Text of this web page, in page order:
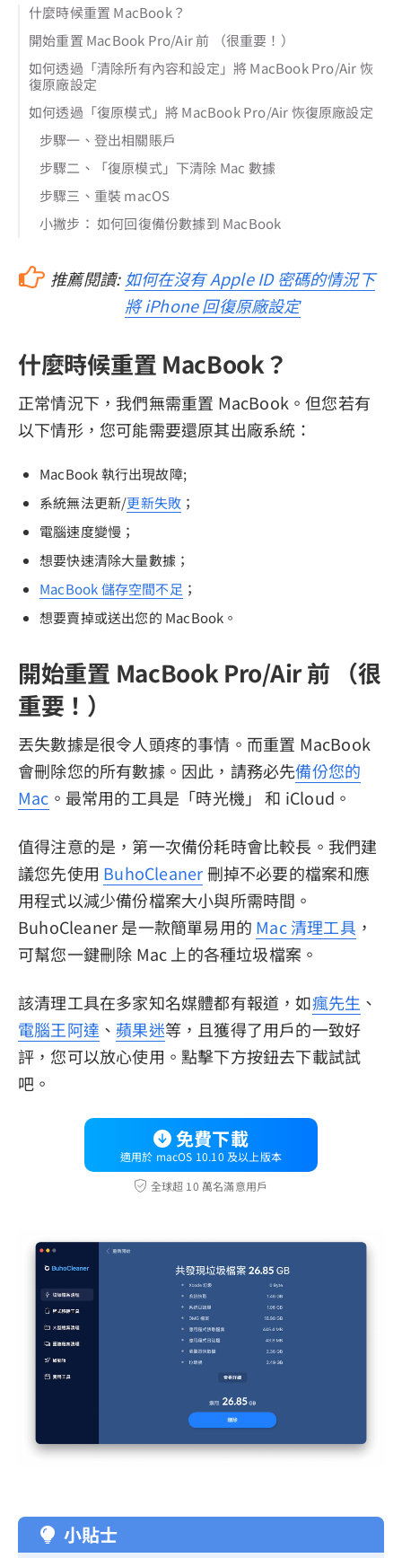
什麼時候重置 MacBook？
開始重置 MacBook Pro/Air 前 （很重要！）
如何透過「清除所有內容和設定」將 MacBook Pro/Air 恢
復原廠設定
如何透過「復原模式」將 MacBook Pro/Air 恢復原廠設定
步驟一、登出相關賬戶
步驟二、「復原模式」下清除 Mac 數據
步驟三、重裝 macOS
小撇步： 如何回復備份數據到 MacBook
推薦閱讀: 如何在沒有 Apple ID 密碼的情況下
將 iPhone 回復原廠設定
什麼時候重置 MacBook？
正常情況下，我們無需重置 MacBook。但您若有
以下情形，您可能需要還原其出廠系統：
MacBook 執行出現故障;
系統無法更新/更新失敗 ；
電腦速度變慢；
想要快速清除大量數據；
MacBook 儲存空間不足 ；
想要賣掉或送出您的 MacBook。
開始重置 MacBook Pro/Air 前 （很
重要！）
丟失數據是很令人頭疼的事情。而重置 MacBook
會刪除您的所有數據。因此，請務必先備份您的
Mac 。最常用的工具是「時光機」 和 iCloud。
值得注意的是，第一次備份耗時會比較長。我們建
議您先使用 BuhoCleaner刪掉不必要的檔案和應
用程式以減少備份檔案大小與所需時間。
BuhoCleaner 是一款簡單易用的 Mac 清理工具 ，
可幫您一鍵刪除 Mac 上的各種垃圾檔案。
該清理工具在多家知名媒體都有報道，如瘋先生 、
電腦王阿達 、 蘋果迷等，且獲得了用戶的一致好
評，您可以放心使用。點擊下方按鈕去下載試試
吧。
免費下載
適用於 macOS 10.10 及以上版本
全球超 10 萬名滿意用戶
小貼士